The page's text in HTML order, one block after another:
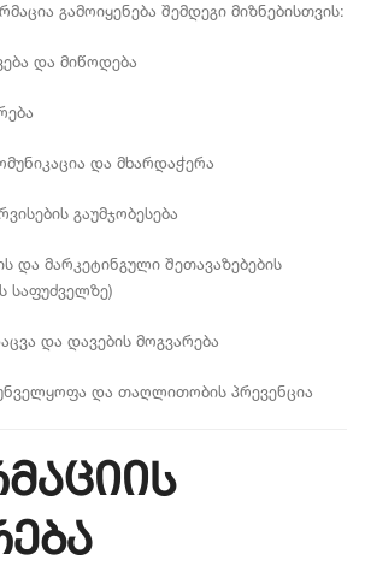
გამოიყენება შემდეგი მიზნებისთვის:
და მიწოდება
და მხარდაჭერა
გაუმჯობესება
და მარკეტინგული შეთავაზებების
საფუძველზე)
და დავების მოგვარება
და თაღლითობის პრევენცია